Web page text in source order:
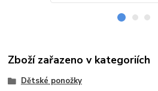
Zboží zařazeno v kategoriích
Dětské ponožky